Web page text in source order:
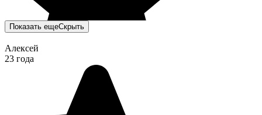
Показать ещеСкрыть
Алексей
23 года